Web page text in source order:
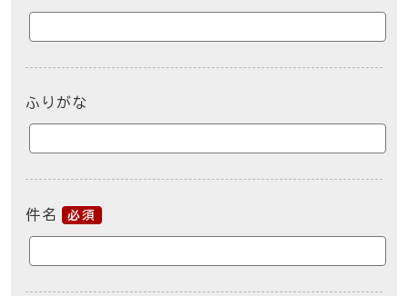
ふりがな
件名 必須